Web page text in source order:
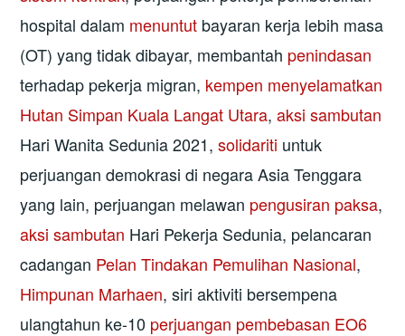
hospital dalam menuntut bayaran kerja lebih masa
(OT) yang tidak dibayar, membantah penindasan
terhadap pekerja migran, kempen menyelamatkan
Hutan Simpan Kuala Langat Utara,aksi sambutan
Hari Wanita Sedunia 2021,solidariti untuk
perjuangan demokrasi di negara Asia Tenggara
yang lain, perjuangan melawan pengusiran paksa,
aksi sambutan Hari Pekerja Sedunia, pelancaran
cadangan Pelan Tindakan Pemulihan Nasional,
Himpunan Marhaen, siri aktiviti bersempena
ulangtahun ke-10 perjuangan pembebasan EO6